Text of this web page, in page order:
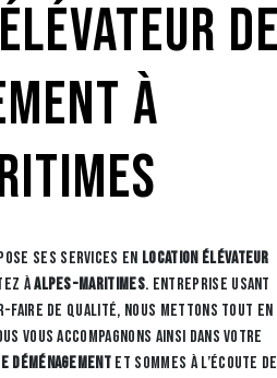
de
à
ses services en location élévateur
àAlpes-Maritimes. Entreprise usant
faire de qualité, nous mettons tout en
vous accompagnons ainsi dans votre
déménagement et sommes à l’écoute de